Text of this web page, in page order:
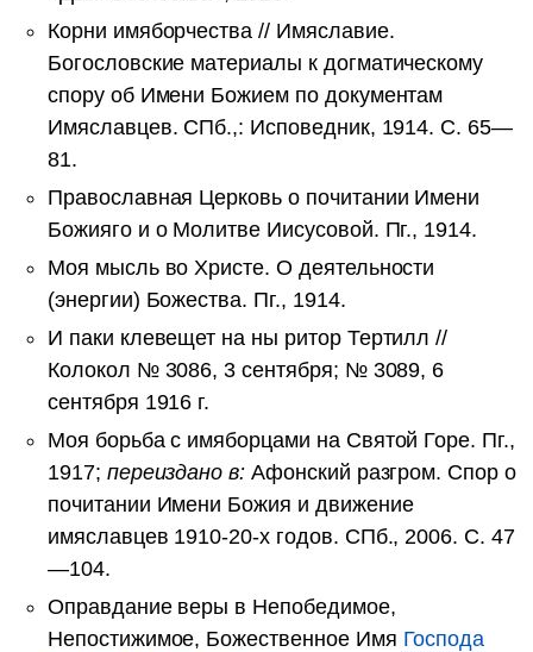
Корни имяборчества // Имяславие.
Богословские материалы к догматическому
спору об Имени Божием по документам
Имяславцев. СПб.,: Исповедник, 1914. С. 65—
81.
Православная Церковь о почитании Имени
Божияго и о Молитве Иисусовой. Пг., 1914.
Моя мысль во Христе. О деятельности
(энергии) Божества. Пг., 1914.
И паки клевещет на ны ритор Тертилл //
Колокол № 3086, 3 сентября; № 3089, 6
сентября 1916 г.
Моя борьба с имяборцами на Святой Горе. Пг.,
1917; переиздано в: Афонский разгром. Спор о
почитании Имени Божия и движение
имяславцев 1910-20-х годов. СПб., 2006. С. 47
—104.
Оправдание веры в Непобедимое,
Непостижимое, Божественное Имя Господа